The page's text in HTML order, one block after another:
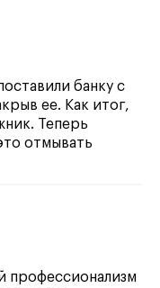
банку с
ее. Как итог,
Теперь
отмывать
профессионализм